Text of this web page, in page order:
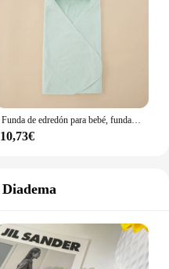
Funda de edredón para bebé, funda de almohada para recién nacido, Toalla de baño absorbente, bufanda de Color puro, patrón de dibujos animados, invierno, versión de primavera y otoño
10,73€
Diadema